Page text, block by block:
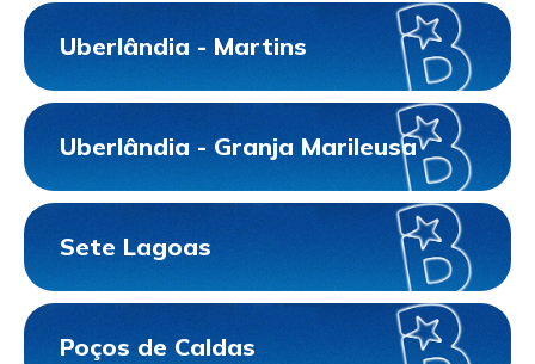
Uberlândia - Martins
Uberlândia - Granja Marileusa
Sete Lagoas
Poços de Caldas